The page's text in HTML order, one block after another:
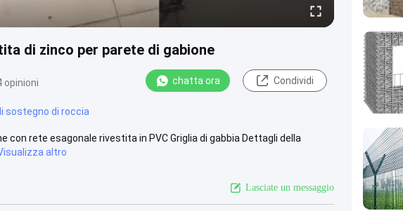
di zinco per parete di gabione
opinioni chatta ora Condividi
sostegno di roccia
con rete esagonale rivestita in PVC Griglia di gabbia Dettagli della
altro
Lasciate un messaggio